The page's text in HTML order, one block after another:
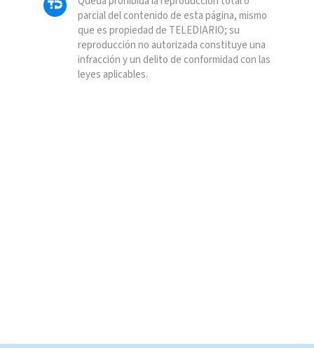
parcial del contenido de esta página, mismo
que es propiedad de TELEDIARIO; su
reproducción no autorizada constituye una
infracción y un delito de conformidad con las
leyes aplicables.